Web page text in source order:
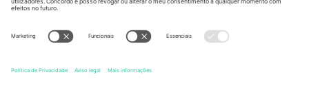
Unter den Linden 24, 10117
167 City Road, London, Greater
Kingdom
United States